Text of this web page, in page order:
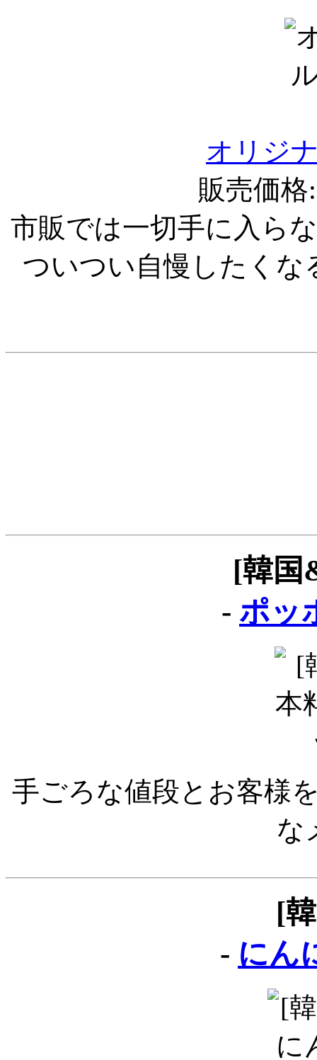
オリジ
販売価格
市販では一切手に入ら
ついつい自慢したく
[韓国
- ポッ
手ごろな値段とお客様
な
[
- にん